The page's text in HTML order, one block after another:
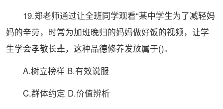
19.郑老师通过让全班同学观看“某中学生为了减轻妈
妈的辛劳，时常为加班晚归的妈妈做好饭的视频，让学
生学会孝敬长辈，这种品德修养发放属于()。
A.树立榜样 B.有效说服
C.群体约定 D.价值辨析